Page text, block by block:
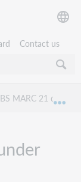
Contact us
MARC 21